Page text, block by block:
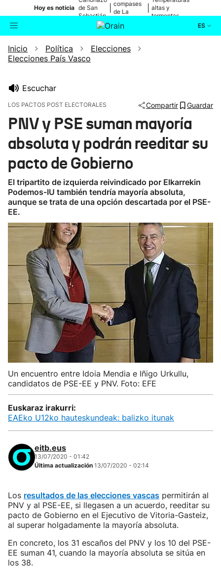
Hoy es noticia de San
Sebastián
compases
de La
altas y
tormentas
ES
Buscador Actualidad
Cultura
Ikusmiran
Eguraldia
Inicio Política
Elecciones
Elecciones País Vasco
Escuchar
LOS PACTOS POST ELECTORALES Compartir Guardar
PNV y PSE suman mayoría
absoluta y podrán reeditar su
pacto de Gobierno
El tripartito de izquierda reivindicado por Elkarrekin
Podemos-IU también tendría mayoría absoluta,
aunque se trata de una opción descartada por el PSE-
EE.
Un encuentro entre Idoia Mendia e Iñigo Urkullu,
candidatos de PSE-EE y PNV. Foto: EFE
Euskaraz irakurri:
EAEko U12ko hauteskundeak: balizko itunak
eitb.eus
13/07/2020 - 01:42
Última actualización 13/07/2020 - 02:14
Los resultados de las elecciones vascas permitirán al
PNV y al PSE-EE, si llegasen a un acuerdo, reeditar su
pacto de Gobierno en el Ejecutivo de Vitoria-Gasteiz,
al superar holgadamente la mayoría absoluta.
En concreto, los 31 escaños del PNV y los 10 del PSE-
EE suman 41, cuando la mayoría absoluta se sitúa en
los 38.